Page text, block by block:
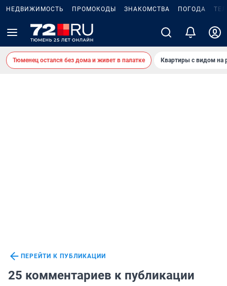
НЕДВИЖИМОСТЬ ПРОМОКОДЫ ЗНАКОМСТВА ПОГОДА
Тюменец остался без дома и живет в палатке Квартиры с видом на
ПЕРЕЙТИ К ПУБЛИКАЦИИ
25 комментариев к публикации